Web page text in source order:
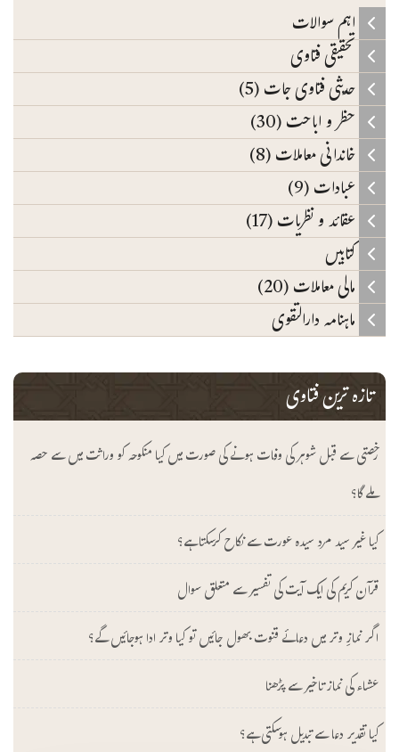
اہم سوالات
تحقیقی فتاوی
حدیثی فتاوی جات (5)
حظر و اباحت (30)
خاندانی معاملات (8)
عبادات (9)
عقائد و نظریات (17)
کتابیں
مالی معاملات (20)
ماہنامہ دارالتقوی
تازہ ترین فتاوی
رخصتی سے قبل شوہر کی وفات ہونے کی صورت میں کیا منکوحہ کو وراثت میں سے حصہ
ملے گا؟
کیا غیر سید مرد سیدہ عورت سے نکاح کرسکتا ہے؟
قرآن کریم کی ایک آیت کی تفسیر سے متعلق سوال
اگر نمازِ وتر میں دعائے قنوت بھول جائیں تو کیا وتر ادا ہوجائیں گے؟
عشاء کی نماز تاخیر سے پڑھنا
کیا تقدیر دعا سے تبدیل ہوسکتی ہے؟